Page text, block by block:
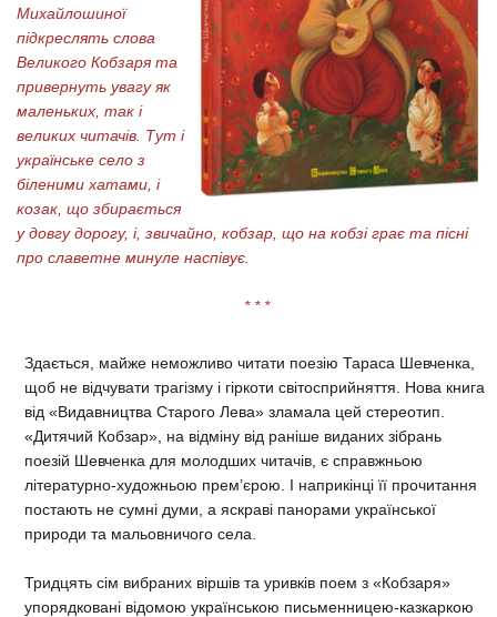
Михайлошиної
підкреслять слова
Великого Кобзаря та
привернуть увагу як
маленьких, так і
великих читачів. Тут і
українське село з
біленими хатами, і
козак, що збирається
у довгу дорогу, і, звичайно, кобзар, що на кобзі грає та пісні
про славетне минуле наспівує.
* * *
Здається, майже неможливо читати поезію Тараса Шевченка,
щоб не відчувати трагізму і гіркоти світосприйняття. Нова книга
від «Видавництва Старого Лева» зламала цей стереотип.
«Дитячий Кобзар», на відміну від раніше виданих зібрань
поезій Шевченка для молодших читачів, є справжньою
літературно-художньою прем’єрою. І наприкінці її прочитання
постають не сумні думи, а яскраві панорами української
природи та мальовничого села.
Тридцять сім вибраних віршів та уривків поем з «Кобзаря»
упорядковані відомою українською письменницею-казкаркою